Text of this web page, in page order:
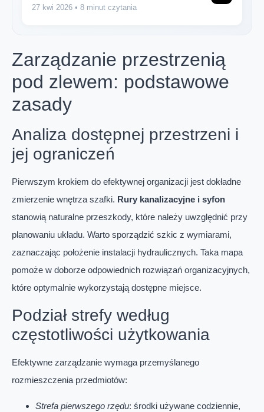
27 kwi 2026 • 8 minut czytania
Zarządzanie przestrzenią
pod zlewem: podstawowe
zasady
Analiza dostępnej przestrzeni i
jej ograniczeń
Pierwszym krokiem do efektywnej organizacji jest dokładne
zmierzenie wnętrza szafki. Rury kanalizacyjne i syfon
stanowią naturalne przeszkody, które należy uwzględnić przy
planowaniu układu. Warto sporządzić szkic z wymiarami,
zaznaczając położenie instalacji hydraulicznych. Taka mapa
pomoże w doborze odpowiednich rozwiązań organizacyjnych,
które optymalnie wykorzystają dostępne miejsce.
Podział strefy według
częstotliwości użytkowania
Efektywne zarządzanie wymaga przemyślanego
rozmieszczenia przedmiotów:
Strefa pierwszego rzędu: środki używane codziennie,